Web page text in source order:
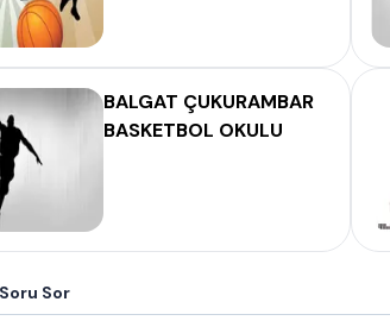
BALGAT ÇUKURAMBAR
BASKETBOL OKULU
Sor